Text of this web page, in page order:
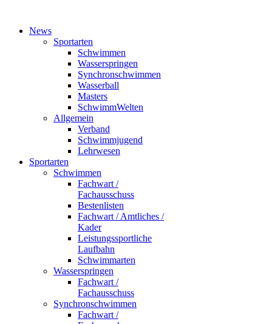
News
Sportarten
Schwimmen
Wasserspringen
Synchronschwimmen
Wasserball
Masters
SchwimmWelten
Allgemein
Verband
Schwimmjugend
Lehrwesen
Sportarten
Schwimmen
Fachwart /
Fachausschuss
Bestenlisten
Fachwart / Amtliches /
Kader
Leistungssportliche
Laufbahn
Schwimmarten
Wasserspringen
Fachwart /
Fachausschuss
Synchronschwimmen
Fachwart /